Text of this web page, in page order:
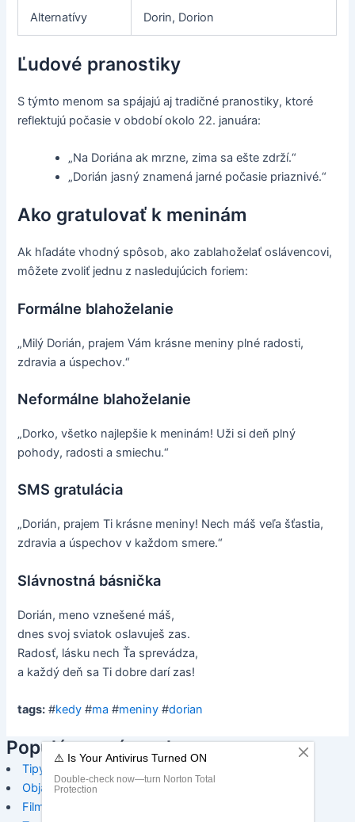
Alternatívy Dorin, Dorion
Ľudové pranostiky
S týmto menom sa spájajú aj tradičné pranostiky, ktoré
reflektujú počasie v období okolo 22. januára:
„Na Doriána ak mrzne, zima sa ešte zdrží.“
„Dorián jasný znamená jarné počasie priaznivé.“
Ako gratulovať k meninám
Ak hľadáte vhodný spôsob, ako zablahoželať oslávencovi,
môžete zvoliť jednu z nasledujúcich foriem:
Formálne blahoželanie
„Milý Dorián, prajem Vám krásne meniny plné radosti,
zdravia a úspechov.“
Neformálne blahoželanie
„Dorko, všetko najlepšie k meninám! Uži si deň plný
pohody, radosti a smiechu.“
SMS gratulácia
„Dorián, prajem Ti krásne meniny! Nech máš veľa šťastia,
zdravia a úspechov v každom smere.“
Slávnostná básnička
Dorián, meno vznešené máš,
dnes svoj sviatok oslavuješ zas.
Radosť, lásku nech Ťa sprevádza,
a každý deň sa Ti dobre darí zas!
tags: #kedy #ma #meniny #dorian
Populárne príspevky:
Tipy na ozdobenie stromčeka
Objavte torty na krstiny pre dievčatko
Film Vianočná koleda